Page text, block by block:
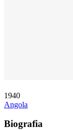
1940
Angola
Biografia